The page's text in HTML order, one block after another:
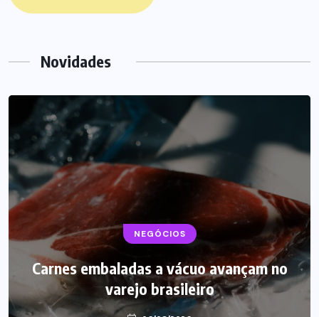
Novidades
NEGÓCIOS
Carnes embaladas a vácuo avançam no
varejo brasileiro
BEBIDAS LANÇAMENTOS
Starbucks aposta em leite proteico no
Brasil